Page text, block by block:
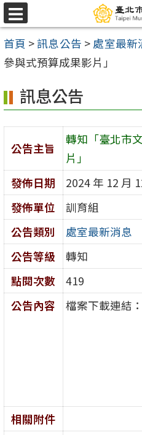
跳
至
主
要
容
區
選
單
首頁 >訊息公告 > 處室最新
參與式預算成果影片」
訊息公告
公告主旨
轉知「臺北市
片」
發佈日期
2024 年 12 月
發佈單位
訓育組
公告類別
處室最新消息
公告等級
轉知
點閱次數
419
公告內容
檔案下載連結
相關附件